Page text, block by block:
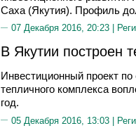
Саха (Якутия). Профиль
07 Декабря 2016, 20:23 |
В Якутии построен
Инвестиционный проект по
тепличного комплекса
год.
05 Декабря 2016, 13:03 |